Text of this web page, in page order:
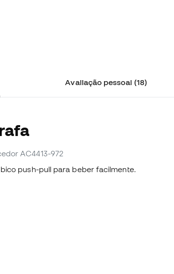
Avaliação pessoal (18)
AC4413-972
push-pull para beber facilmente.